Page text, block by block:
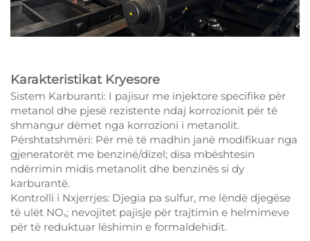
Karakteristikat Kryesore
Sistem Karburanti: I pajisur me injektore specifike për
metanol dhe pjesë rezistente ndaj korrozionit për të
shmangur dëmet nga korrozioni i metanolit.
Përshtatshmëri: Për më të madhin janë modifikuar nga
gjeneratorët me benzinë/dizel; disa mbështesin
ndërrimin midis metanolit dhe benzinës si dy
karburantë.
Kontrolli i Nxjerrjes: Djegia pa sulfur, me lëndë djegëse
të ulët NOₓ; nevojitet pajisje për trajtimin e helmimeve
për të reduktuar lëshimin e formaldehidit.